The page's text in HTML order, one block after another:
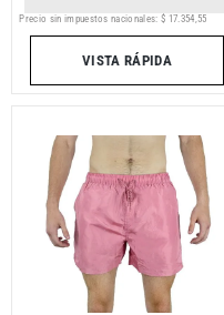
Precio sin impuestos nacionales: $ 17 354 55
VISTA RÁPIDA